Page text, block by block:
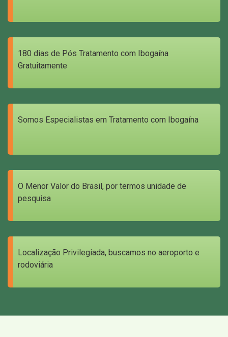
180 dias de Pós Tratamento com Ibogaína
Gratuitamente
Somos Especialistas em Tratamento com Ibogaína
O Menor Valor do Brasil, por termos unidade de
pesquisa
Localização Privilegiada, buscamos no aeroporto e
rodoviária